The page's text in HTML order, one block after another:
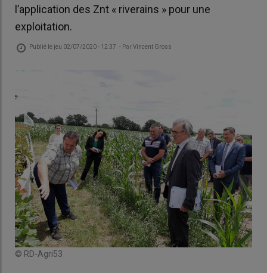
l’application des Znt « riverains » pour une
exploitation.
Publié le jeu 02/07/2020 - 12:37 - ParVincent Gross
© RD-Agri53